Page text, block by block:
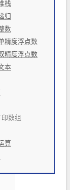
栈
归
数
精度浮点数
精度浮点数
本
数组
算